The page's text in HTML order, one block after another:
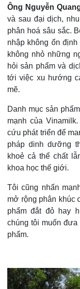
Vụ án
Tin nóng
Ông Nguyễn
và sau đại dịch,
phân hoá sâu sắc.
nhập không ổn
không nhỏ những
hỏi sản phẩm và
tới việc xu hướng
mẽ.
Danh mục sản
mạnh của
cứu phát triển để
pháp dinh dưỡng
khoẻ cả thể chất
khoa học thế giới.
Tôi cũng nhấn
mở rộng phân khúc
phẩm đắt đỏ hay
chúng tôi muốn đưa
phẩm.